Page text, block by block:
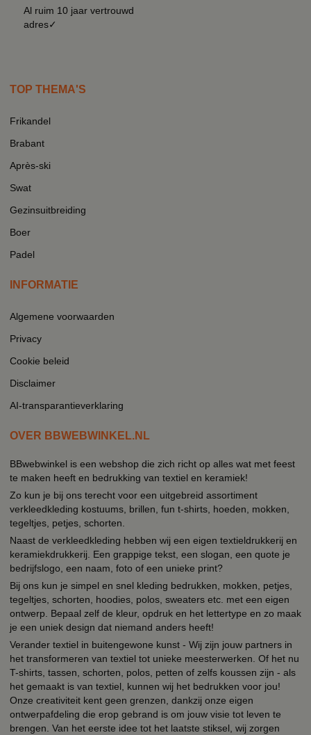
Al ruim 10 jaar vertrouwd
adres✓
TOP THEMA'S
Frikandel
Brabant
Après-ski
Swat
Gezinsuitbreiding
Boer
Padel
INFORMATIE
Algemene voorwaarden
Privacy
Cookie beleid
Disclaimer
AI-transparantieverklaring
OVER BBWEBWINKEL.NL
BBwebwinkel is een webshop die zich richt op alles wat met feest
te maken heeft en bedrukking van textiel en keramiek!
Zo kun je bij ons terecht voor een uitgebreid assortiment
verkleedkleding kostuums, brillen, fun t-shirts, hoeden, mokken,
tegeltjes, petjes, schorten.
Naast de verkleedkleding hebben wij een eigen textieldrukkerij en
keramiekdrukkerij. Een grappige tekst, een slogan, een quote je
bedrijfslogo, een naam, foto of een unieke print?
Bij ons kun je simpel en snel kleding bedrukken, mokken, petjes,
tegeltjes, schorten, hoodies, polos, sweaters etc. met een eigen
ontwerp. Bepaal zelf de kleur, opdruk en het lettertype en zo maak
je een uniek design dat niemand anders heeft!
Verander textiel in buitengewone kunst - Wij zijn jouw partners in
het transformeren van textiel tot unieke meesterwerken. Of het nu
T-shirts, tassen, schorten, polos, petten of zelfs koussen zijn - als
het gemaakt is van textiel, kunnen wij het bedrukken voor jou!
Onze creativiteit kent geen grenzen, dankzij onze eigen
ontwerpafdeling die erop gebrand is om jouw visie tot leven te
brengen. Van het eerste idee tot het laatste stiksel, wij zorgen